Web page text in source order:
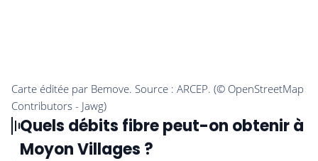
Quels débits fibre peut-on obtenir à
Moyon Villages ?